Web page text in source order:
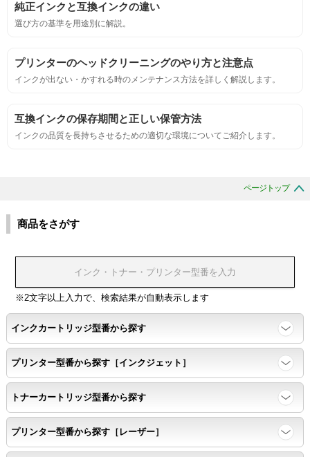
におい
互換性
色同士のにじみがないこと。
浸透性
浸透性テスト用のサンプルを印刷する。
任意の色を背景として使用し、
背景と違う色で8号サイズのArialフォントで
鮮明に印刷できること。
速乾性
互換性テストサンプルを5ページ連続印刷する。
純正インクと互換インクの違い
選び方の基準を用途別に解説。
プリンターのヘッドクリーニングのやり方と注意点
インクが出ない・かすれる時のメンテナンス方法を詳しく解説します。
互換インクの保存期間と正しい保管方法
インクの品質を長持ちさせるための適切な環境についてご紹介します。
ページトップ
商品をさがす
※2文字以上入力で、検索結果が自動表示します
インクカートリッジ型番から探す
プリンター型番から探す［インクジェット］
トナーカートリッジ型番から探す
プリンター型番から探す［レーザー］